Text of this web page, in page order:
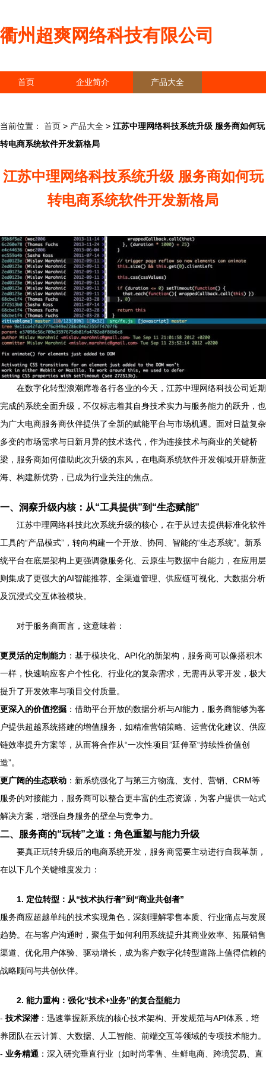
衢州超爽网络科技有限公司
首页 企业简介 产品大全
当前位置： 首页 > 产品大全 > 江苏中理网络科技系统升级 服务商如何玩
转电商系统软件开发新格局
江苏中理网络科技系统升级 服务商如何玩
转电商系统软件开发新格局
在数字化转型浪潮席卷各行各业的今天，江苏中理网络科技公司近期
完成的系统全面升级，不仅标志着其自身技术实力与服务能力的跃升，也
为广大电商服务商伙伴提供了全新的赋能平台与市场机遇。面对日益复杂
多变的市场需求与日新月异的技术迭代，作为连接技术与商业的关键桥
梁，服务商如何借助此次升级的东风，在电商系统软件开发领域开辟新蓝
海、构建新优势，已成为行业关注的焦点。
一、洞察升级内核：从“工具提供”到“生态赋能”
江苏中理网络科技此次系统升级的核心，在于从过去提供标准化软件
工具的“产品模式”，转向构建一个开放、协同、智能的“生态系统”。新系
统平台在底层架构上更强调微服务化、云原生与数据中台能力，在应用层
则集成了更强大的AI智能推荐、全渠道管理、供应链可视化、大数据分析
及沉浸式交互体验模块。
对于服务商而言，这意味着：
更灵活的定制能力 ：基于模块化、API化的新架构，服务商可以像搭积木
一样，快速响应客户个性化、行业化的复杂需求，无需再从零开发，极大
提升了开发效率与项目交付质量。
更深入的价值挖掘 ：借助平台开放的数据分析与AI能力，服务商能够为客
户提供超越系统搭建的增值服务，如精准营销策略、运营优化建议、供应
链效率提升方案等，从而将合作从“一次性项目”延伸至“持续性价值创
造”。
更广阔的生态联动 ：新系统强化了与第三方物流、支付、营销、CRM等
服务的对接能力，服务商可以整合更丰富的生态资源，为客户提供一站式
解决方案，增强自身服务的壁垒与竞争力。
二、服务商的“玩转”之道：角色重塑与能力升级
要真正玩转升级后的电商系统开发，服务商需要主动进行自我革新，
在以下几个关键维度发力：
1. 定位转型：从“技术执行者”到“商业共创者”
服务商应超越单纯的技术实现角色，深刻理解零售本质、行业痛点与发展
趋势。在与客户沟通时，聚焦于如何利用系统提升其商业效率、拓展销售
渠道、优化用户体验、驱动增长，成为客户数字化转型道路上值得信赖的
战略顾问与共创伙伴。
2. 能力重构：强化“技术+业务”的复合型能力
- 技术深潜：迅速掌握新系统的核心技术架构、开发规范与API体系，培
养团队在云计算、大数据、人工智能、前端交互等领域的专项技术能力。
- 业务精通 ：深入研究垂直行业（如时尚零售、生鲜电商、跨境贸易、直